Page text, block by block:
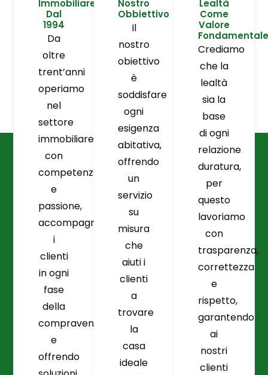
Immobiliare
Dal
1994
Da
oltre
trent’anni
operiamo
nel
settore
immobiliare
con
competenza
e
passione,
accompagnando
i
clienti
in ogni
fase
della
compravendita
e
offrendo
Nostro
Obbiettivo
Il
nostro
obiettivo
è
soddisfare
ogni
esigenza
abitativa,
offrendo
un
servizio
su
misura
che
aiuti i
clienti
a
trovare
la
casa
ideale
Lealtà
Come
Valore
Fondamentale
Crediamo
che la
lealtà
sia la
base
di ogni
relazione
duratura,
per
questo
lavoriamo
con
trasparenza,
correttezza
e
rispetto,
garantendo
ai
nostri
clienti